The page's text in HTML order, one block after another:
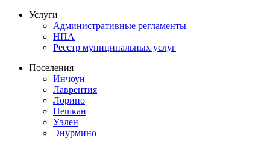
Услуги
Административные регламенты
НПА
Реестр муниципальных услуг
Поселения
Инчоун
Лаврентия
Лорино
Нешкан
Уэлен
Энурмино